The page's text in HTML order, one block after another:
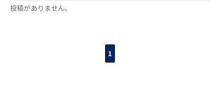
投稿がありません。
1